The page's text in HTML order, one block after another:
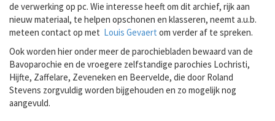
de verwerking op pc. Wie interesse heeft om dit archief, rijk aan
nieuw materiaal, te helpen opschonen en klasseren, neemt a.u.b.
meteen contact op met Louis Gevaert om verder af te spreken.
Ook worden hier onder meer de parochiebladen bewaard van de
Bavoparochie en de vroegere zelfstandige parochies Lochristi,
Hijfte, Zaffelare, Zeveneken en Beervelde, die door Roland
Stevens zorgvuldig worden bijgehouden en zo mogelijk nog
aangevuld.